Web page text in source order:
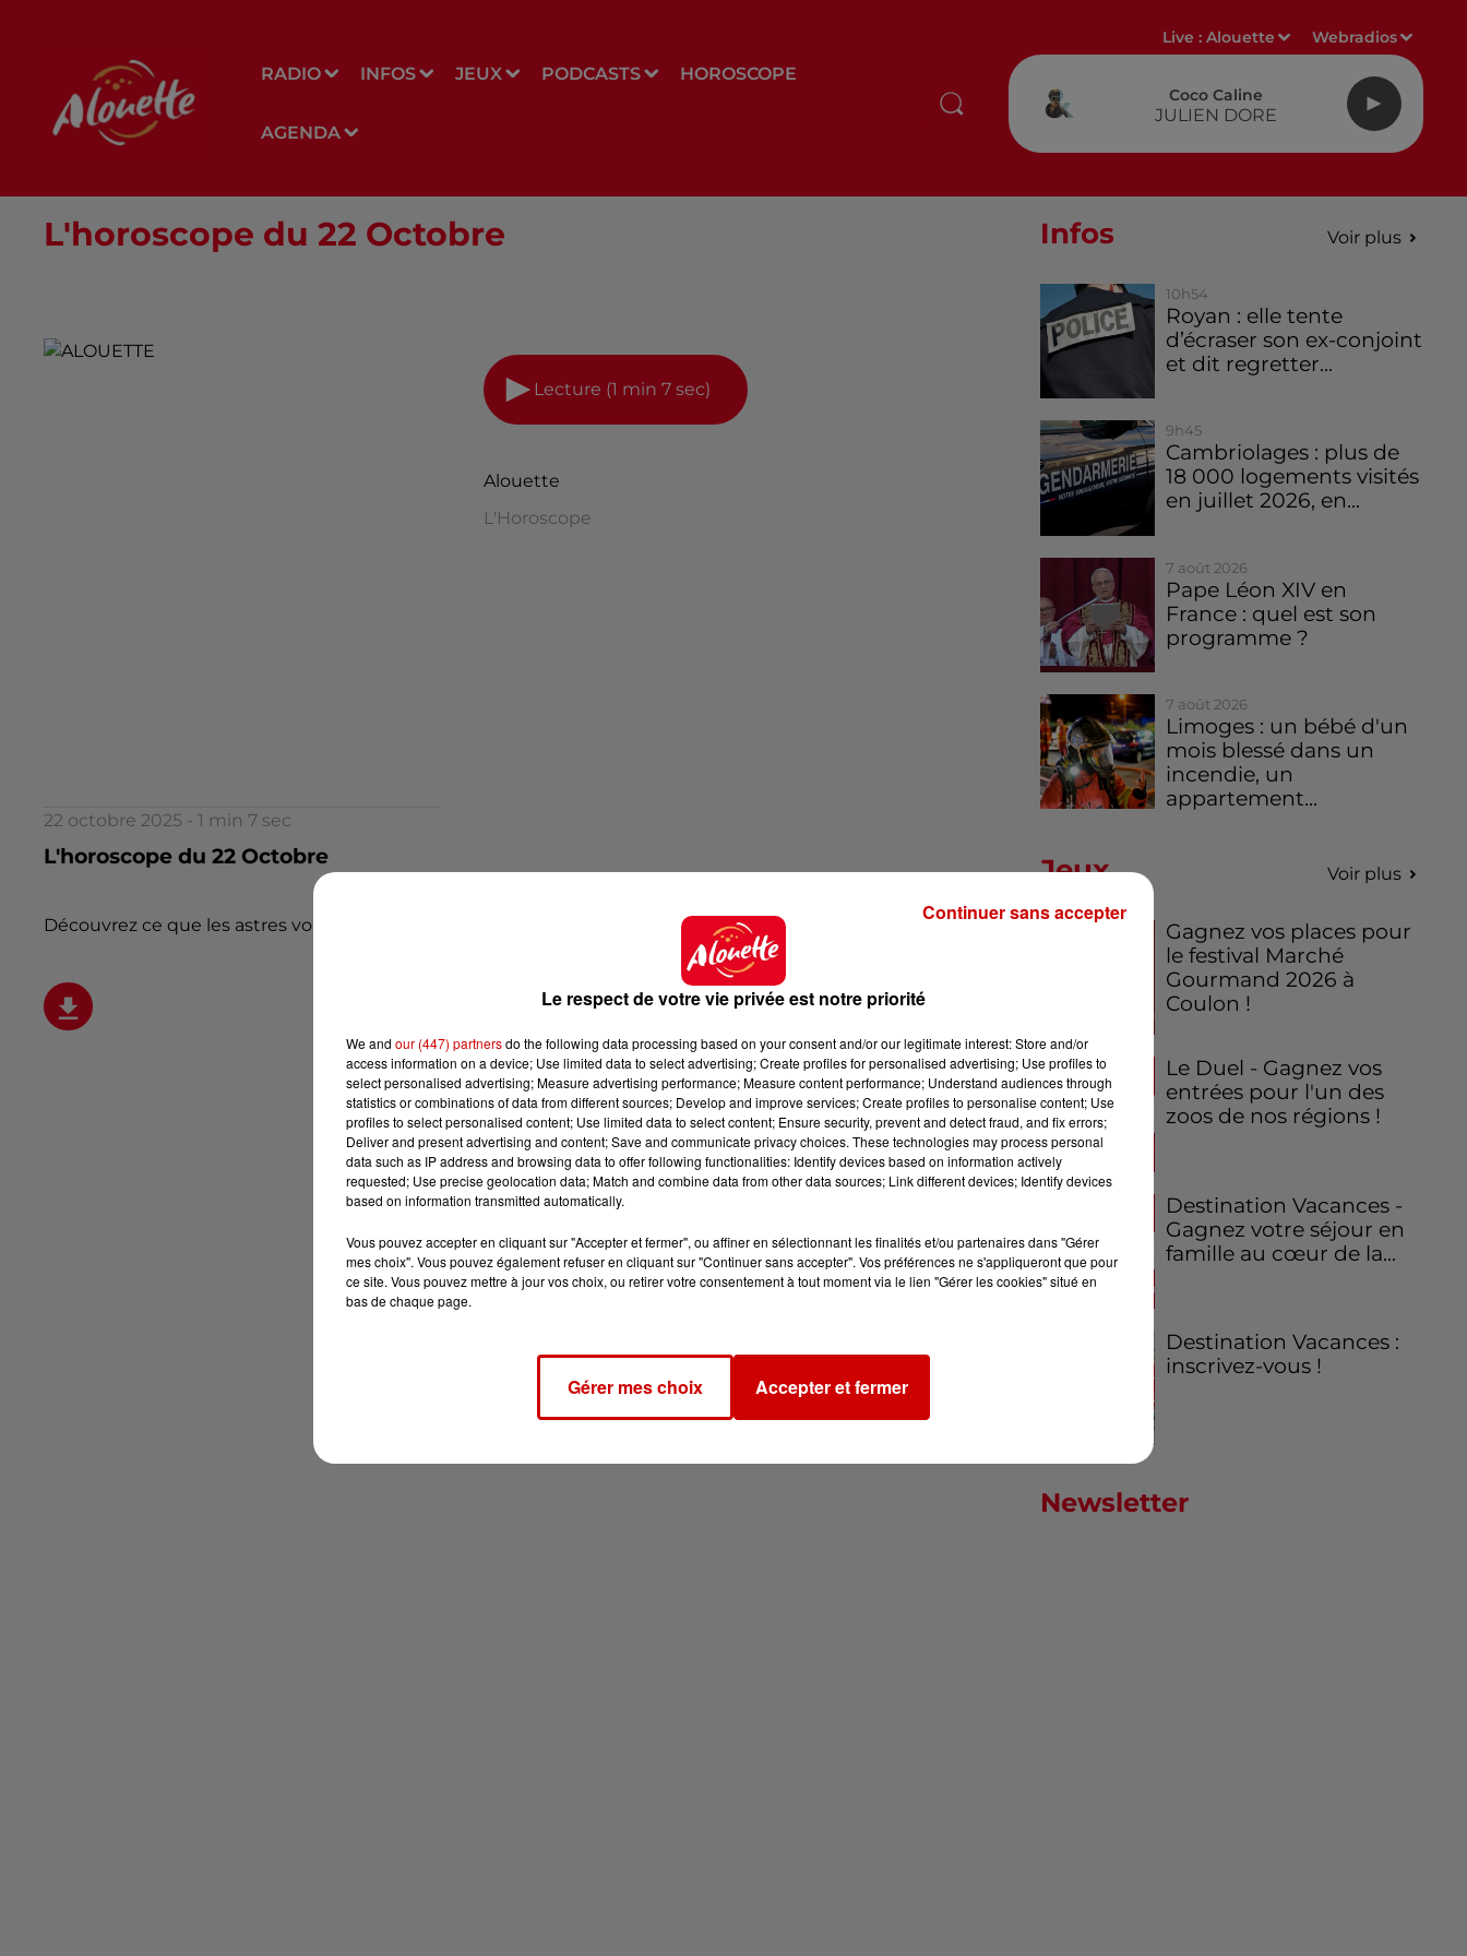
RADIO INFOS JEUX PODCASTS HOROSCOPE
AGENDA
Live :Alouette Webradios
Coco Caline
JULIEN DORE
L'horoscope du 22 Octobre
Lecture (1 min 7 sec)
Alouette
L'Horoscope
22 octobre 2025 - 1 min 7 sec
L'horoscope du 22 Octobre
Découvrez ce que les astres vous réservent aujourd'hui !
Infos Voir plus
10h54
Royan : elle tente
d’écraser son ex-conjoint
et dit regretter...
9h45
Cambriolages : plus de
18 000 logements visités
en juillet 2026, en...
7 août 2026
Pape Léon XIV en
France : quel est son
programme ?
7 août 2026
Limoges : un bébé d'un
mois blessé dans un
incendie, un
appartement...
Jeux Voir plus
Gagnez vos places pour
le festival Marché
Gourmand 2026 à
Coulon !
Le Duel - Gagnez vos
entrées pour l'un des
zoos de nos régions !
Destination Vacances -
Gagnez votre séjour en
famille au cœur de la...
Destination Vacances :
inscrivez-vous !
Newsletter
Le respect de votre vie privée est notre priorité
We and our (447) partnersdo the following data processing based on your consent and/or our legitimate interest: Store and/or
access information on a device; Use limited data to select advertising; Create profiles for personalised advertising; Use profiles to
select personalised advertising; Measure advertising performance; Measure content performance; Understand audiences through
statistics or combinations of data from different sources; Develop and improve services; Create profiles to personalise content; Use
profiles to select personalised content; Use limited data to select content; Ensure security, prevent and detect fraud, and fix errors;
Deliver and present advertising and content; Save and communicate privacy choices. These technologies may process personal
data such as IP address and browsing data to offer following functionalities: Identify devices based on information actively
requested; Use precise geolocation data; Match and combine data from other data sources; Link different devices; Identify devices
based on information transmitted automatically.
Vous pouvez accepter en cliquant sur "Accepter et fermer", ou affiner en sélectionnant les finalités et/ou partenaires dans "Gérer
mes choix". Vous pouvez également refuser en cliquant sur "Continuer sans accepter". Vos préférences ne s'appliqueront que pour
ce site. Vous pouvez mettre à jour vos choix, ou retirer votre consentement à tout moment via le lien "Gérer les cookies" situé en
bas de chaque page.
Gérer mes choix Accepter et fermer
Continuer sans accepter